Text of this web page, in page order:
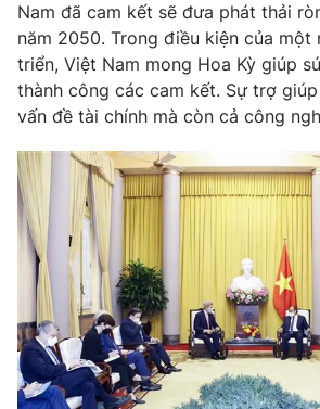
Thị trường 24h Tấm
VTV4 Vươn
Liên hệ tòa soạn English
THỜI BÁO VTV
Nam đã cam kết sẽ đưa phát thải
năm 2050. Trong điều kiện của một
triển, Việt Nam mong Hoa Kỳ giúp
thành công các cam kết. Sự trợ
vấn đề tài chính mà còn cả công